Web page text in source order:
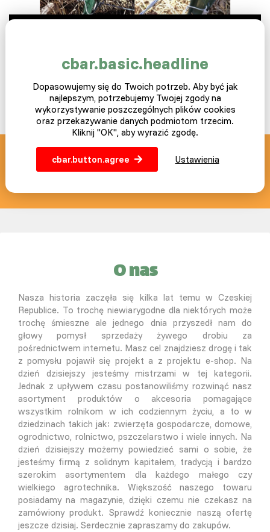
SLEPICAR blog z pasją
O nas
Nasza historia zaczęła się kilka lat temu w Czeskiej
Republice. To trochę niewiarygodne dla niektórych może
trochę śmieszne ale jednego dnia przyszedł nam do
głowy pomysł sprzedaży żywego drobiu za
pośrednictwem internetu. Masz cel znajdziesz drogę i tak
z pomysłu pojawił się projekt a z projektu e-shop. Na
dzień dzisiejszy jesteśmy mistrzami w tej kategorii.
Jednak z upływem czasu postanowiliśmy rozwinąć nasz
asortyment produktów o akcesoria pomagające
wszystkim rolnikom w ich codziennym życiu, a to w
dziedzinach takich jak: zwierzęta gospodarcze, domowe,
ogrodnictwo, rolnictwo, pszczelarstwo i wiele innych. Na
dzień dzisiejszy możemy powiedzieć sami o sobie, że
jesteśmy firmą z solidnym kapitałem, tradycją i bardzo
szerokim asortymentem dla każdego małego czy
wielkiego agrotechnika. Większość naszego towaru
posiadamy na magazynie, dzięki czemu nie czekasz na
zamówiony produkt. Sprawdź koniecznie naszą ofertę
jeszcze dzisiaj. Serdecznie zapraszamy do zakupów.
cbar.basic.headline
Dopasowujemy się do Twoich potrzeb. Aby być jak
najlepszym, potrzebujemy Twojej zgody na
wykorzystywanie poszczególnych plików cookies
oraz przekazywanie danych podmiotom trzecim.
Kliknij "OK", aby wyrazić zgodę.
cbar.button.agree Ustawienia